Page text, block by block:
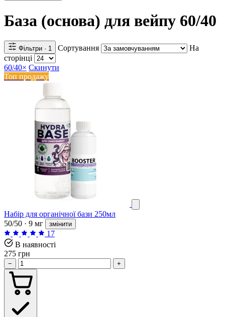
База (основа) для вейпу 60/40
Фільтри · 1 Сортування
На
сторінці
60/40× Скинути
Топ продажу
Набір для органічної бази 250мл
50/50 · 9 мг
змінити
17
В наявності
275 грн
− +